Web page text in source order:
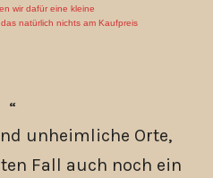
wir dafür eine kleine
natürlich nichts am Kaufpreis
unheimliche Orte,
Fall auch noch ein